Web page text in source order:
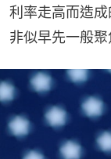
利率走高而造
非似早先一般聚